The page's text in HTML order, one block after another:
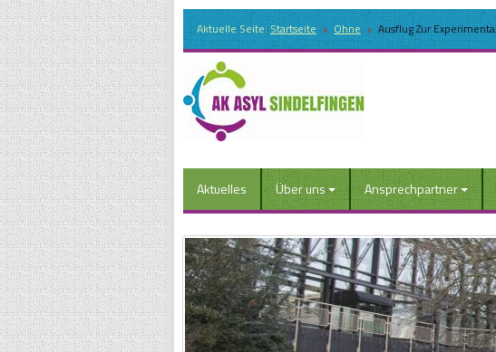
Aktuelle Seite: Startseite Ohne Ausflug Zur Experimenta
Aktuelles Über uns Ansprechpartner